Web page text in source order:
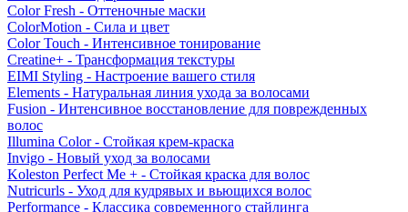
Color Fresh - Оттеночные маски
ColorMotion - Сила и цвет
Color Touch - Интенсивное тонирование
Creatine+ - Трансформация текстуры
EIMI Styling - Настроение вашего стиля
Elements - Натуральная линия ухода за волосами
Fusion - Интенсивное восстановление для поврежденных
волос
Illumina Color - Стойкая крем-краска
Invigo - Новый уход за волосами
Koleston Perfect Me + - Стойкая краска для волос
Nutricurls - Уход для кудрявых и вьющихся волос
Performance - Классика современного стайлинга